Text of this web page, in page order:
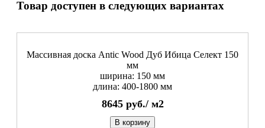
Товар доступен в следующих вариантах
Массивная доска Antic Wood Дуб Ибица Селект 150
мм
ширина: 150 мм
длина: 400-1800 мм
8645 руб./ м2
В корзину